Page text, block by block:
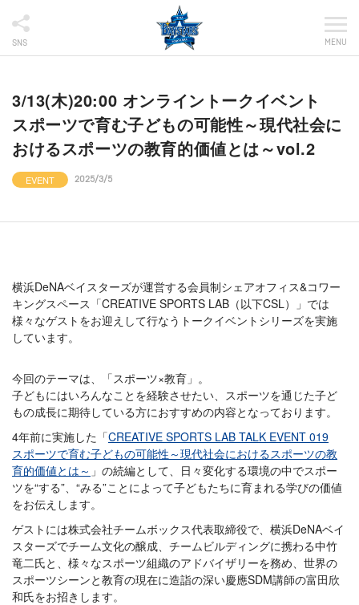
SNS MENU
3/13(木)20:00 オンライントークイベント
スポーツで育む子どもの可能性～現代社会に
おけるスポーツの教育的価値とは～vol.2
EVENT 2025/3/5
横浜DeNAベイスターズが運営する会員制シェアオフィス&コワー
キングスペース「CREATIVE SPORTS LAB（以下CSL）」では
様々なゲストをお迎えして行なうトークイベントシリーズを実施
しています。
今回のテーマは、「スポーツ×教育」。
子どもにはいろんなことを経験させたい、スポーツを通じた子ど
もの成長に期待している方におすすめの内容となっております。
4年前に実施した「CREATIVE SPORTS LAB TALK EVENT 019
スポーツで育む子どもの可能性～現代社会におけるスポーツの教
育的価値とは～ 」の続編として、日々変化する環境の中でスポー
ツを“する”、“みる”ことによって子どもたちに育まれる学びの価値
をお伝えします。
ゲストには株式会社チームボックス代表取締役で、横浜DeNAベイ
スターズでチーム文化の醸成、チームビルディングに携わる中竹
竜二氏と、様々なスポーツ組織のアドバイザリーを務め、世界の
スポーツシーンと教育の現在に造詣の深い慶應SDM講師の富田欣
和氏をお招きします。